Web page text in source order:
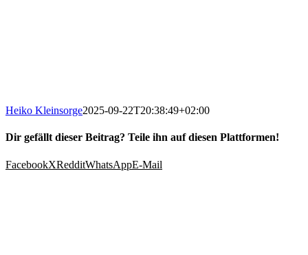
Heiko Kleinsorge2025-09-22T20:38:49+02:00
Dir gefällt dieser Beitrag? Teile ihn auf diesen Plattformen!
FacebookXRedditWhatsAppE-Mail